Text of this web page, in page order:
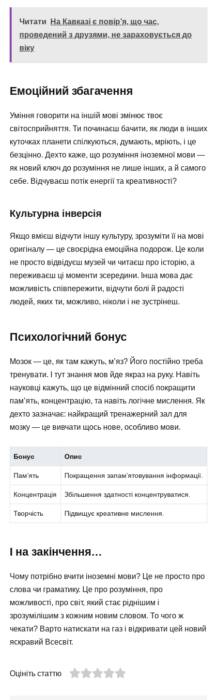
Читати
На Кавказі є повір’я, що час,
проведений з друзями, не зараховується до
віку
Емоційний збагачення
Уміння говорити на іншій мові змінює твоє
світосприйняття. Ти починаєш бачити, як люди в інших
куточках планети спілкуються, думають, мріють, і це
безцінно. Дехто каже, що розуміння іноземної мови —
як новий ключ до розуміння не лише інших, а й самого
себе. Відчуваєш потік енергії та креативності?
Культурна інверсія
Якщо вмієш відчути іншу культуру, зрозуміти її на мові
оригіналу — це своєрідна емоційна подорож. Це коли
не просто відвідуєш музей чи читаєш про історію, а
переживаєш ці моменти зсередини. Інша мова дає
можливість співпережити, відчути болі й радості
людей, яких ти, можливо, ніколи і не зустрінеш.
Психологічний бонус
Мозок — це, як там кажуть, м’яз? Його постійно треба
тренувати. І тут знання мов йде якраз на руку. Навіть
науковці кажуть, що це відмінний спосіб покращити
пам’ять, концентрацію, та навіть логічне мислення. Як
дехто зазначає: найкращий тренажерний зал для
мозку — це вивчати щось нове, особливо мови.
Бонус Опис
Пам’ять Покращення запам’ятовування інформації.
Концентрація Збільшення здатності концентруватися.
Творчість Підвищує креативне мислення.
І на закінчення…
Чому потрібно вчити іноземні мови? Це не просто про
слова чи граматику. Це про розуміння, про
можливості, про світ, який стає ріднішим і
зрозумілішим з кожним новим словом. То чого ж
чекати? Варто натискати на газ і відкривати цей новий
яскравий Всесвіт.
Оцініть статтю